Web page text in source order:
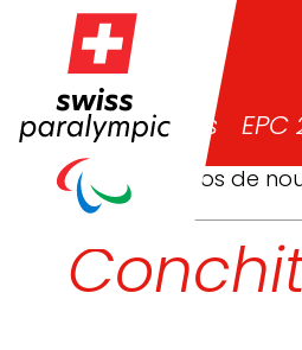
News EPC
> À propos de